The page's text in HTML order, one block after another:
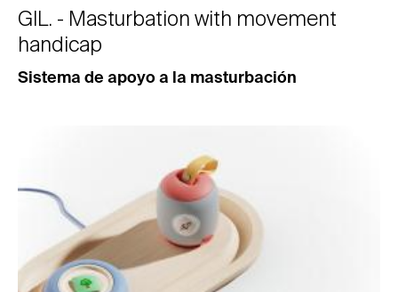
GIL. - Masturbation with movement
handicap
Sistema de apoyo a la masturbación